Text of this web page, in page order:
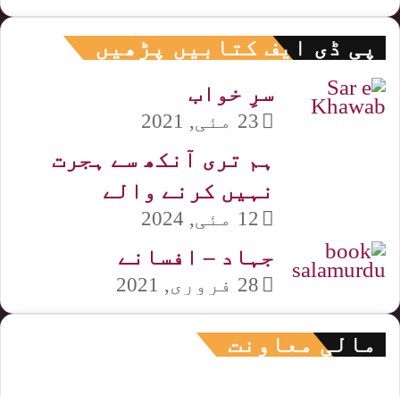
پی ڈی ایف کتابیں پڑھیں
سرِ خواب
23 مئی, 2021
ہم تری آنکھ سے ہجرت
نہیں کرنے والے
12 مئی, 2024
جہاد – افسانے
28 فروری, 2021
مالی معاونت